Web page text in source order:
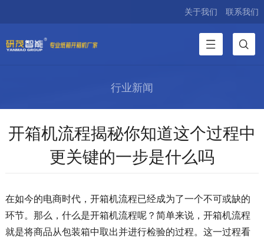
关于我们 联系我们
行业新闻
开箱机流程揭秘你知道这个过程中
更关键的一步是什么吗
在如今的电商时代，开箱机流程已经成为了一个不可或缺的
环节。那么，什么是开箱机流程呢？简单来说，开箱机流程
就是将商品从包装箱中取出并进行检验的过程。这一过程看